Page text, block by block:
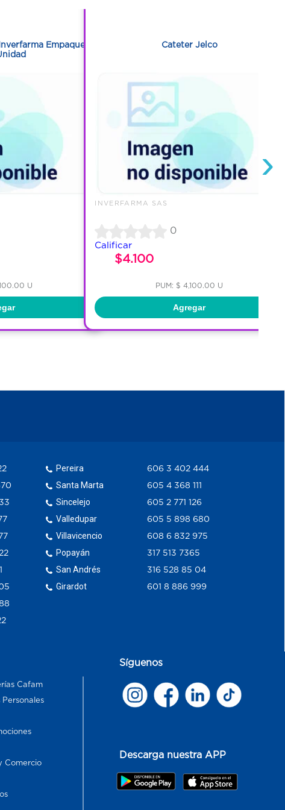
Empaque
U
Cateter Jelco
INVERFARMA SAS
0
Calificar
$4.100
PUM: $ 4,100.00 U
Agregar
›
Pereira
Santa Marta
Sincelejo
Valledupar
Villavicencio
Popayán
San Andrés
Girardot
606 3 402 444
605 4 368 111
605 2 771 126
605 5 898 680
608 6 832 975
317 513 7365
316 528 85 04
601 8 886 999
Cafam
Comercio
Síguenos
Descarga nuestra APP